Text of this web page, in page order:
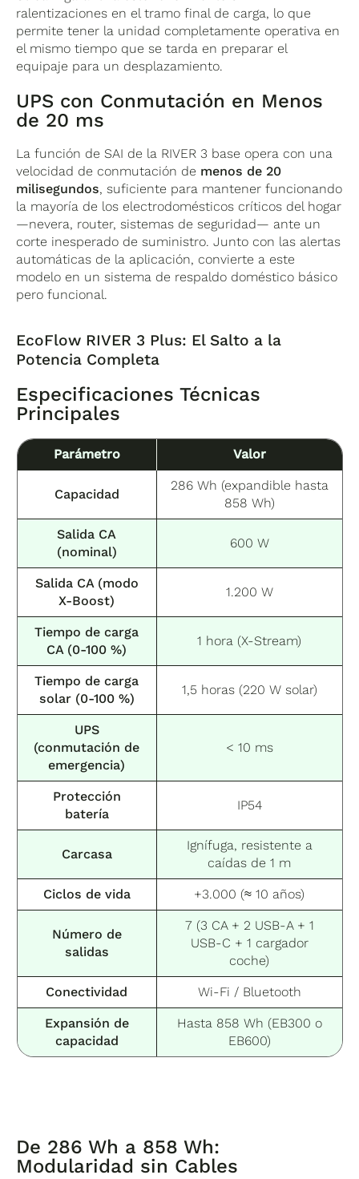
ralentizaciones en el tramo final de carga, lo que
permite tener la unidad completamente operativa en
el mismo tiempo que se tarda en preparar el
equipaje para un desplazamiento.
UPS con Conmutación en Menos
de 20 ms
La función de SAI de la RIVER 3 base opera con una
velocidad de conmutación de menos de 20
milisegundos, suficiente para mantener funcionando
la mayoría de los electrodomésticos críticos del hogar
—nevera, router, sistemas de seguridad— ante un
corte inesperado de suministro. Junto con las alertas
automáticas de la aplicación, convierte a este
modelo en un sistema de respaldo doméstico básico
pero funcional.
EcoFlow RIVER 3 Plus: El Salto a la
Potencia Completa
Especificaciones Técnicas
Principales
Parámetro Valor
Capacidad
286 Wh (expandible hasta
858 Wh)
Salida CA
(nominal)
600 W
Salida CA (modo
X-Boost)
1.200 W
Tiempo de carga
CA (0-100 %)
1 hora (X-Stream)
Tiempo de carga
solar (0-100 %)
1,5 horas (220 W solar)
UPS
(conmutación de
emergencia)
< 10 ms
Protección
batería
IP54
Carcasa
Ignífuga, resistente a
caídas de 1 m
Ciclos de vida +3.000 (≈ 10 años)
Número de
salidas
7 (3 CA + 2 USB-A + 1
USB-C + 1 cargador
coche)
Conectividad Wi-Fi / Bluetooth
Expansión de
capacidad
Hasta 858 Wh (EB300 o
EB600)
De 286 Wh a 858 Wh:
Modularidad sin Cables